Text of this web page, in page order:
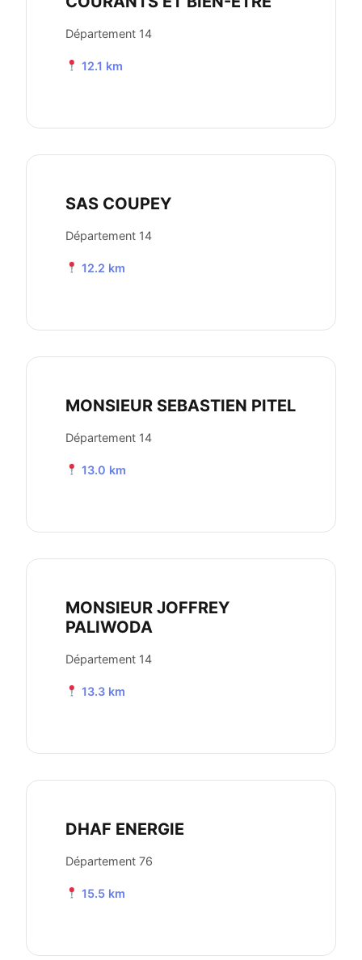
Département 14
12.1 km
SAS COUPEY
Département 14
12.2 km
MONSIEUR SEBASTIEN PITEL
Département 14
13.0 km
MONSIEUR JOFFREY
PALIWODA
Département 14
13.3 km
DHAF ENERGIE
Département 76
15.5 km